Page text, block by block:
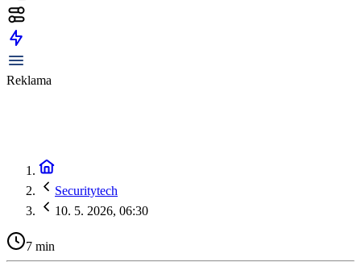
Reklama
Securitytech
10. 5. 2026, 06:30
7 min